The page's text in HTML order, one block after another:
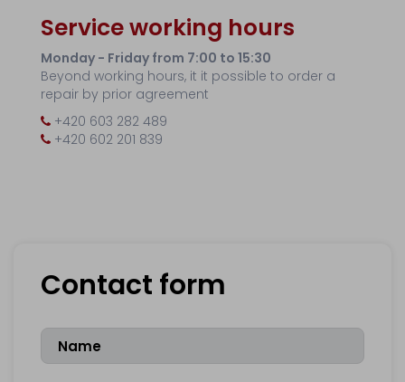
Service working hours
Monday - Friday from 7:00 to 15:30
Beyond working hours, it it possible to order a
repair by prior agreement
+420 603 282 489
+420 602 201 839
Contact form